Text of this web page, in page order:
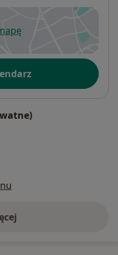
się w nowej karcie